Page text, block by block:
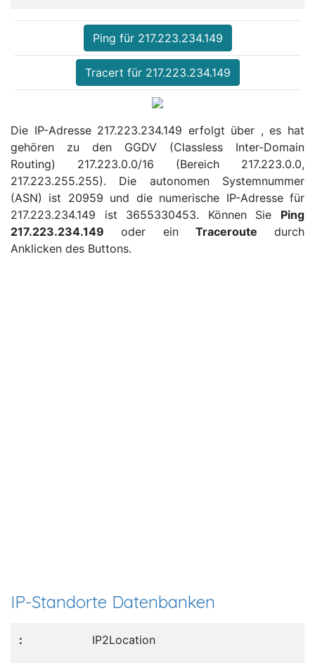
Ping für 217.223.234.149
Tracert für 217.223.234.149
Die IP-Adresse 217.223.234.149 erfolgt über , es hat
gehören zu den GGDV (Classless Inter-Domain
Routing) 217.223.0.0/16 (Bereich 217.223.0.0,
217.223.255.255). Die autonomen Systemnummer
(ASN) ist 20959 und die numerische IP-Adresse für
217.223.234.149 ist 3655330453. Können Sie Ping
217.223.234.149 oder ein Traceroute durch
Anklicken des Buttons.
IP-Standorte Datenbanken
IP2Location